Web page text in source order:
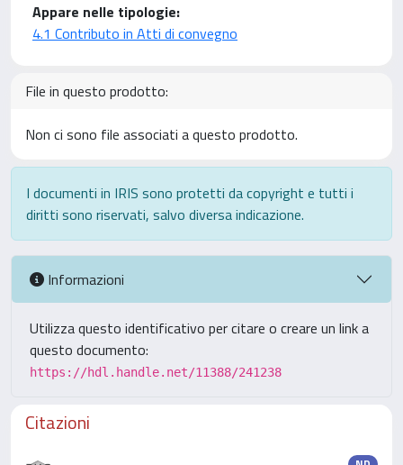
Appare nelle tipologie:
4.1 Contributo in Atti di convegno
File in questo prodotto:
Non ci sono file associati a questo prodotto.
I documenti in IRIS sono protetti da copyright e tutti i
diritti sono riservati, salvo diversa indicazione.
Informazioni
Utilizza questo identificativo per citare o creare un link a
questo documento:
https://hdl.handle.net/11388/241238
Citazioni